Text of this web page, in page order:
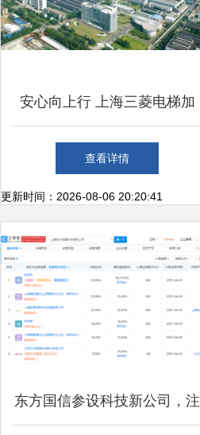
安心向上行 上海三菱电梯加
持下的罗定智慧生活
查看详情
更新时间：2026-08-06 20:20:41
东方国信参设科技新公司，注